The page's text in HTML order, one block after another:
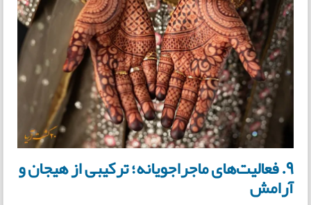
۹. فعالیت‌های ماجراجویانه؛ ترکیبی از هیجان و
آرامش